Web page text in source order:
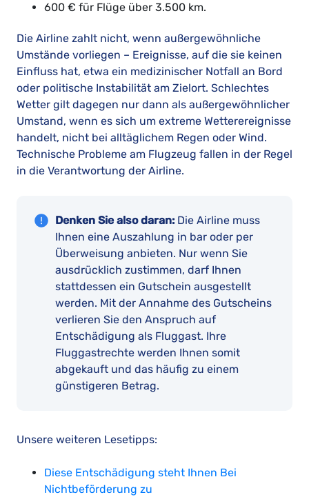
600 € für Flüge über 3.500 km.
Die Airline zahlt nicht, wenn außergewöhnliche
Umstände vorliegen – Ereignisse, auf die sie keinen
Einfluss hat, etwa ein medizinischer Notfall an Bord
oder politische Instabilität am Zielort. Schlechtes
Wetter gilt dagegen nur dann als außergewöhnlicher
Umstand, wenn es sich um extreme Wetterereignisse
handelt, nicht bei alltäglichem Regen oder Wind.
Technische Probleme am Flugzeug fallen in der Regel
in die Verantwortung der Airline.
Denken Sie also daran: Die Airline muss
Ihnen eine Auszahlung in bar oder per
Überweisung anbieten. Nur wenn Sie
ausdrücklich zustimmen, darf Ihnen
stattdessen ein Gutschein ausgestellt
werden. Mit der Annahme des Gutscheins
verlieren Sie den Anspruch auf
Entschädigung als Fluggast. Ihre
Fluggastrechte werden Ihnen somit
abgekauft und das häufig zu einem
günstigeren Betrag.
Unsere weiteren Lesetipps:
Diese Entschädigung steht Ihnen Bei
Nichtbeförderung zu